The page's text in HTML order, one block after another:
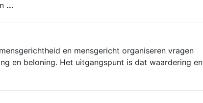
...
en mensgericht organiseren vragen
en beloning. Het uitgangspunt is dat waardering en